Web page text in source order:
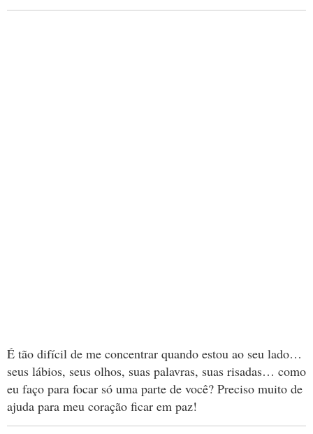
É tão difícil de me concentrar quando estou ao seu lado…
seus lábios, seus olhos, suas palavras, suas risadas… como
eu faço para focar só uma parte de você? Preciso muito de
ajuda para meu coração ficar em paz!